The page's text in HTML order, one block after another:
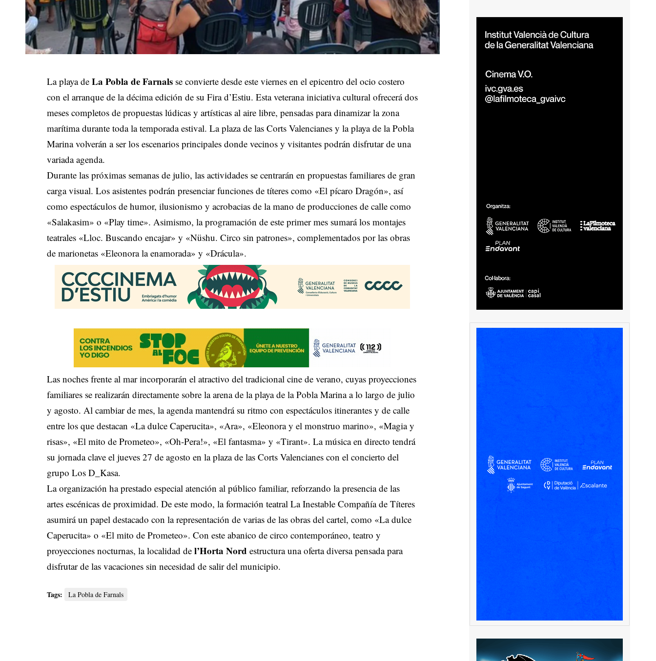
La playa deLa Pobla de Farnals se convierte desde este viernes en el epicentro del ocio costero
con el arranque de la décima edición de su Fira d’Estiu. Esta veterana iniciativa cultural ofrecerá dos
meses completos de propuestas lúdicas y artísticas al aire libre, pensadas para dinamizar la zona
marítima durante toda la temporada estival. La plaza de las Corts Valencianes y la playa de la Pobla
Marina volverán a ser los escenarios principales donde vecinos y visitantes podrán disfrutar de una
variada agenda.
Durante las próximas semanas de julio, las actividades se centrarán en propuestas familiares de gran
carga visual. Los asistentes podrán presenciar funciones de títeres como «El pícaro Dragón», así
como espectáculos de humor, ilusionismo y acrobacias de la mano de producciones de calle como
«Salakasim» o «Play time». Asimismo, la programación de este primer mes sumará los montajes
teatrales «Lloc. Buscando encajar» y «Nüshu. Circo sin patrones», complementados por las obras
de marionetas «Eleonora la enamorada» y «Drácula».
Las noches frente al mar incorporarán el atractivo del tradicional cine de verano, cuyas proyecciones
familiares se realizarán directamente sobre la arena de la playa de la Pobla Marina a lo largo de julio
y agosto. Al cambiar de mes, la agenda mantendrá su ritmo con espectáculos itinerantes y de calle
entre los que destacan «La dulce Caperucita», «Ara», «Eleonora y el monstruo marino», «Magia y
risas», «El mito de Prometeo», «Oh-Pera!», «El fantasma» y «Tirant». La música en directo tendrá
su jornada clave el jueves 27 de agosto en la plaza de las Corts Valencianes con el concierto del
grupo Los D_Kasa.
La organización ha prestado especial atención al público familiar, reforzando la presencia de las
artes escénicas de proximidad. De este modo, la formación teatral La Inestable Compañía de Títeres
asumirá un papel destacado con la representación de varias de las obras del cartel, como «La dulce
Caperucita» o «El mito de Prometeo». Con este abanico de circo contemporáneo, teatro y
proyecciones nocturnas, la localidad del’Horta Nord estructura una oferta diversa pensada para
disfrutar de las vacaciones sin necesidad de salir del municipio.
Tags: La Pobla de Farnals